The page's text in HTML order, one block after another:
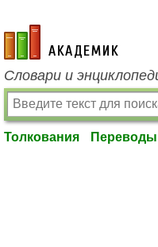
academic.ru
Словари и
Толкования Переводы